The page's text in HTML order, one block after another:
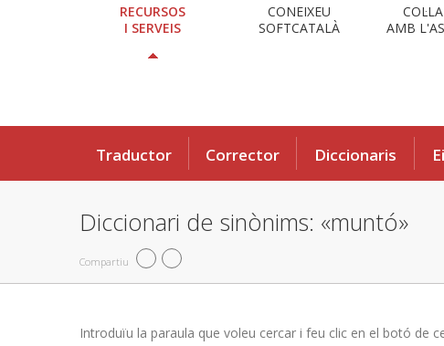
RECURSOS
I SERVEIS
CONEIXEU
SOFTCATALÀ
AMB
Traductor Corrector Diccionaris
Diccionari de sinònims: «muntó»
Compartiu
Introduïu la paraula que voleu cercar i feu clic en el botó de